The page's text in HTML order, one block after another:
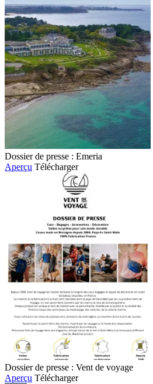
Dossier de presse : Emeria
Aperçu Télécharger
Dossier de presse : Vent de voyage
Aperçu Télécharger